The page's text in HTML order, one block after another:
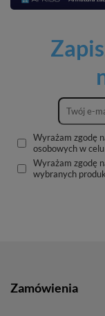
Wyrażam zgodę
osobowych w
Wyrażam zgodę
wybranych
Zamówienia